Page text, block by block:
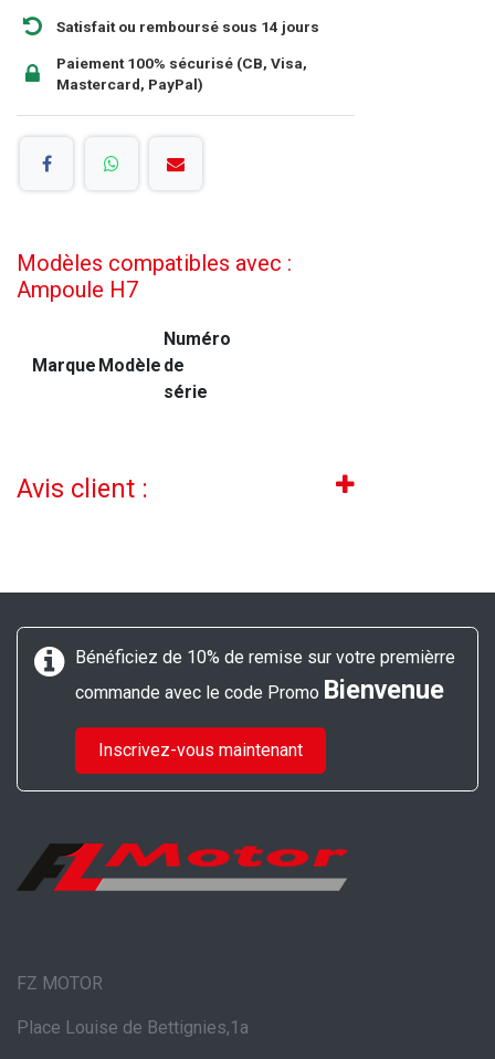
Satisfait ou remboursé sous 14 jours
Paiement 100% sécurisé (CB, Visa,
Mastercard, PayPal)
Modèles compatibles avec :
Ampoule H7
Marque Modèle
Numéro
de
série
Avis client :
Bénéficiez de 10% de remise sur votre premièrre
commande avec le code Promo Bienvenue
Inscrivez-vous maintenant
FZ MOTOR
Place Louise de Bettignies,1a